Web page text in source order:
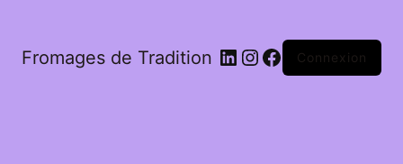
Fromages de Tradition LinkedIn
Instagram
Facebook
Connexion